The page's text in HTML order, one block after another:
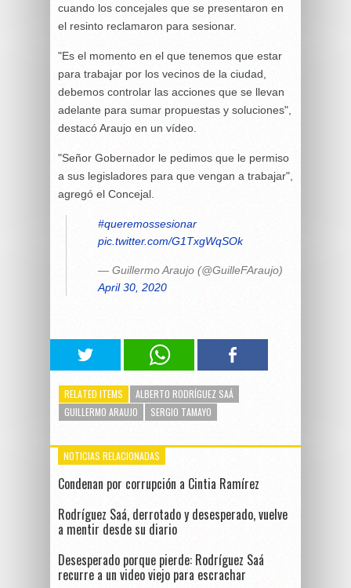
cuando los concejales que se presentaron en
el resinto reclamaron para sesionar.
"Es el momento en el que tenemos que estar
para trabajar por los vecinos de la ciudad,
debemos controlar las acciones que se llevan
adelante para sumar propuestas y soluciones",
destacó Araujo en un vídeo.
"Señor Gobernador le pedimos que le permiso
a sus legisladores para que vengan a trabajar",
agregó el Concejal.
#queremossesionar
pic.twitter.com/G1TxgWqSOk
— Guillermo Araujo (@GuilleFAraujo)
April 30, 2020
RELATED ITEMS
ALBERTO RODRÍGUEZ SAÁ
GUILLERMO ARAUJO
SERGIO TAMAYO
NOTICIAS RELACIONADAS
Condenan por corrupción a Cintia Ramírez
Rodríguez Saá, derrotado y desesperado, vuelve
a mentir desde su diario
Desesperado porque pierde: Rodríguez Saá
recurre a un video viejo para escrachar